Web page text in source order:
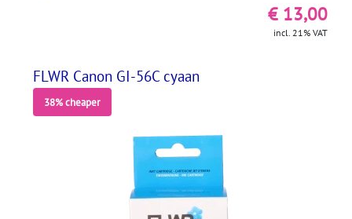
€ 13,00
incl. 21% VAT
FLWR Canon GI-56C cyaan
38% cheaper